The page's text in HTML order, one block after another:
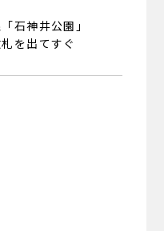
石神井公園」
を出てすぐ